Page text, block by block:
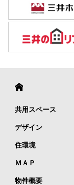
共用スペース
デザイン
住環境
ＭＡＰ
物件概要